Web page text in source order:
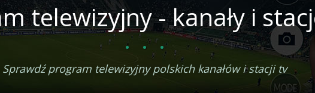
telewizyjny - kanały i
Sprawdź program telewizyjny polskich kanałów i stacji tv